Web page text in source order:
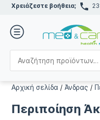
Χρειάζεστε βοήθεια;
Αρχική σελίδα /Άνδρας /
Περιποίηση